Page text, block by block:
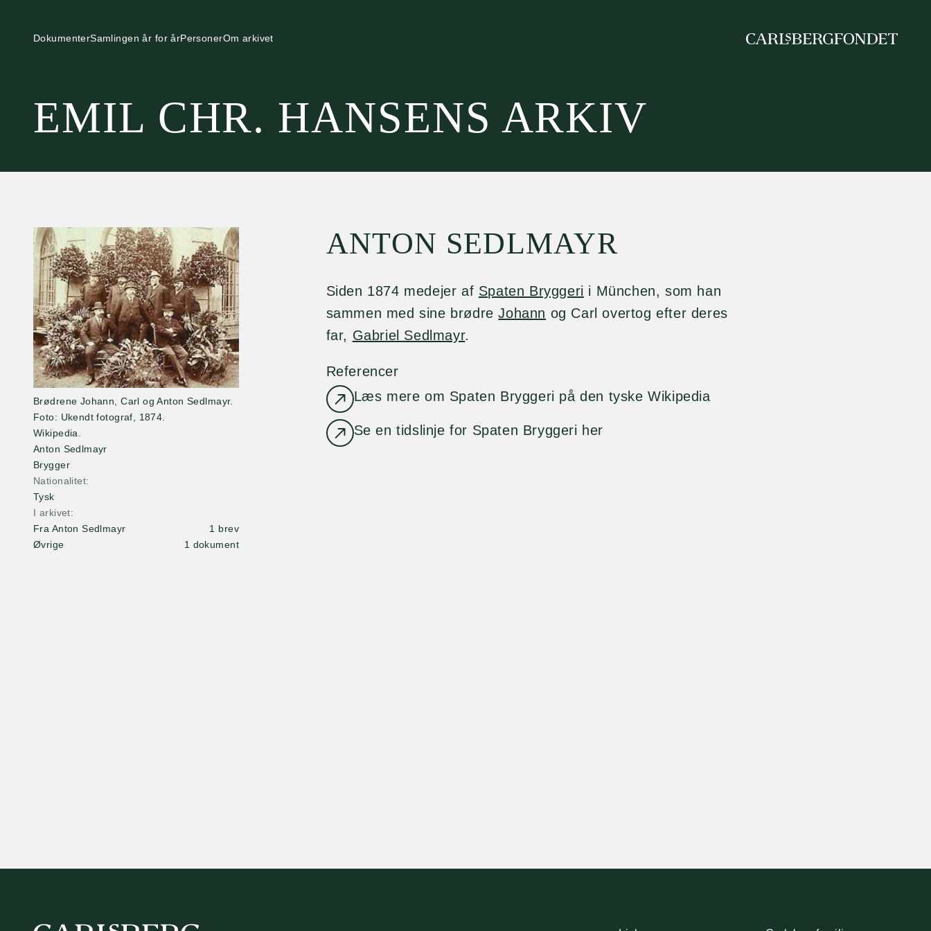
DokumenterSamlingen år for årPersonerOm arkivet
EMIL CHR. HANSENS ARKIV
Brødrene Johann, Carl og Anton Sedlmayr.
Foto: Ukendt fotograf, 1874.
Wikipedia.
Anton Sedlmayr
Brygger
Nationalitet
Tysk
I arkivet
Fra Anton Sedlmayr
1 brev
Øvrige
1 dokument
ANTON SEDLMAYR
Siden 1874 medejer af Spaten Bryggeri i München, som han
sammen med sine brødreJohann og Carl overtog efter deres
far, Gabriel Sedlmayr.
Referencer
Læs mere om Spaten Bryggeri på den tyske Wikipedia
Se en tidslinje for Spaten Bryggeri her